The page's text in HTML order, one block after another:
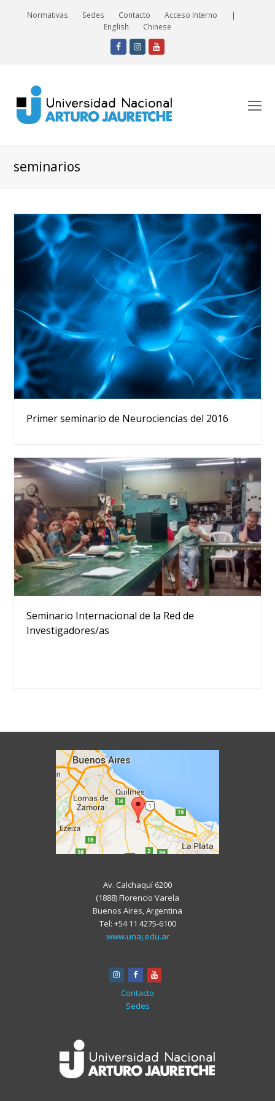
Normativas Sedes Contacto Acceso Interno
|
English
Chinese
Facebook
Instagram
Youtube
seminarios
Primer seminario de Neurociencias del 2016
Seminario Internacional de la Red de
Investigadores/as
Av. Calchaquí 6200
(1888) Florencio Varela
Buenos Aires, Argentina
Tel: +54 11 4275-6100
www.unaj.edu.ar
instagram
facebookyoutube
Contacto
Sedes